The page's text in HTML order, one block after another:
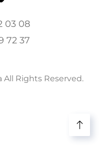
03 08
72 37
Rights Reserved.